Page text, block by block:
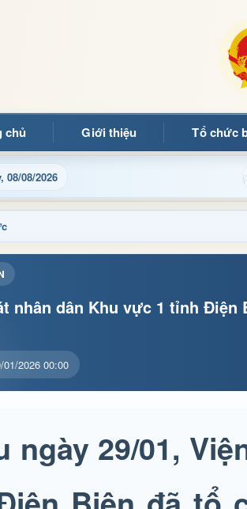
chủ Giới thiệu Tổ chức
08/08/2026
thủ tục hành chính và tin tức địa phương
nhân dân Khu vực 1 tỉnh
2026 00:00
ngày 29/01,